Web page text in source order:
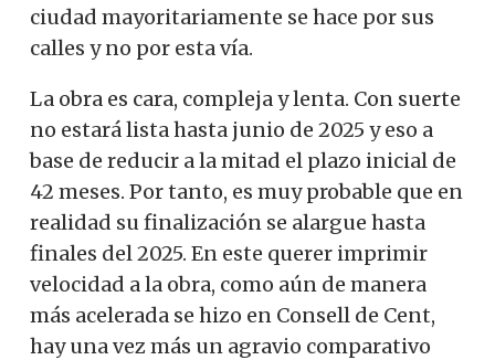
ciudad mayoritariamente se hace por sus
calles y no por esta vía.
La obra es cara, compleja y lenta. Con suerte
no estará lista hasta junio de 2025 y eso a
base de reducir a la mitad el plazo inicial de
42 meses. Por tanto, es muy probable que en
realidad su finalización se alargue hasta
finales del 2025. En este querer imprimir
velocidad a la obra, como aún de manera
más acelerada se hizo en Consell de Cent,
hay una vez más un agravio comparativo